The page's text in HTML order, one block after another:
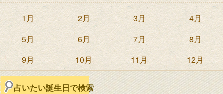
1月 2月 3月
4月
5月
6月 7月
8月
9月
10月 11月 12月
占いたい誕生日で検索